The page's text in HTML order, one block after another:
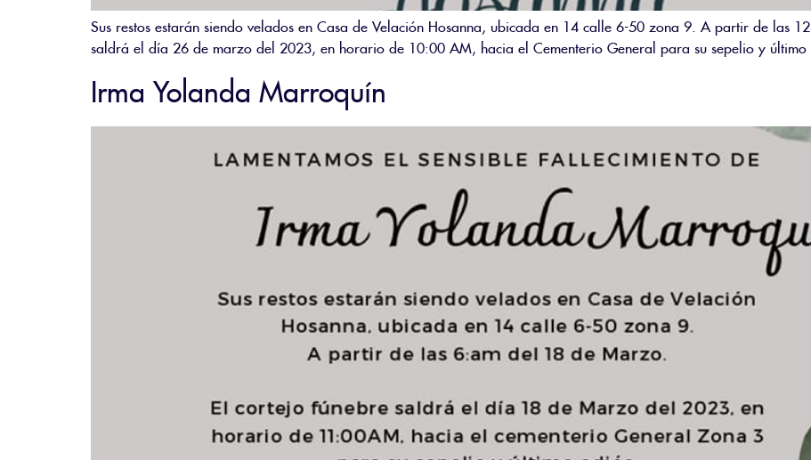
Sus restos estarán siendo velados en Casa de Velación Hosanna, ubicada en 14 calle 6-50 zona 9. A partir de las
saldrá el día 26 de marzo del 2023, en horario de 10:00 AM, hacia el Cementerio General para su sepelio y último
Irma Yolanda Marroquín